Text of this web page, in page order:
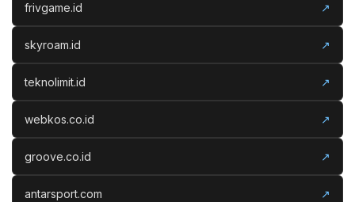
frivgame.id ↗
skyroam.id ↗
teknolimit.id ↗
webkos.co.id ↗
groove.co.id ↗
antarsport.com ↗